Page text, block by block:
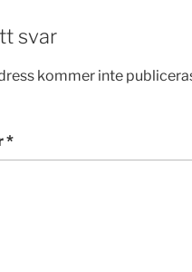
svar
kommer inte
*